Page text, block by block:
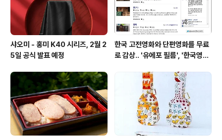
샤오미 - 홍미 K40 시리즈, 2월 2
5일 공식 발표 예정
한국 고전영화와 단편영화를 무료
로 감상.. '유에포 필름', '한국영상